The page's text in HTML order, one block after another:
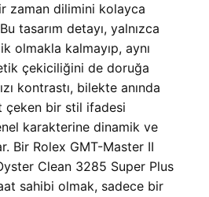
zaman dilimini kolayca
tasarım detayı, yalnızca
olmakla kalmayıp, aynı
çekiciliğini de doruğa
kontrastı, bilekte anında
çeken bir stil ifadesi
karakterine dinamik ve
Bir Rolex GMT-Master II
Clean 3285 Super Plus
sahibi olmak, sadece bir